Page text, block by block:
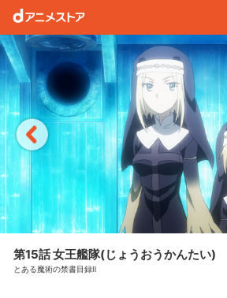
第15話 女王艦隊(じょうおうかんたい)
とある魔術の禁書目録Ⅱ